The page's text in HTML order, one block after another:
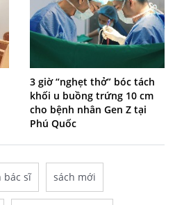
3 giờ “nghẹt thở” bóc tách
khối u buồng trứng 10 cm
cho bệnh nhân Gen Z tại
Phú Quốc
bác sĩ sách mới